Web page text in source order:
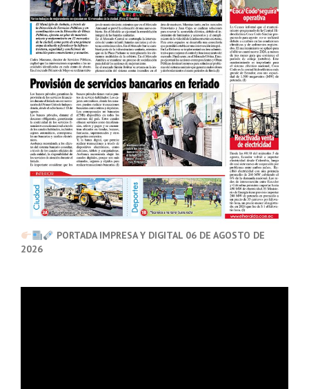
PORTADA IMPRESA Y DIGITAL 06 DE AGOSTO DE
2026